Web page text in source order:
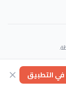
التطبيق